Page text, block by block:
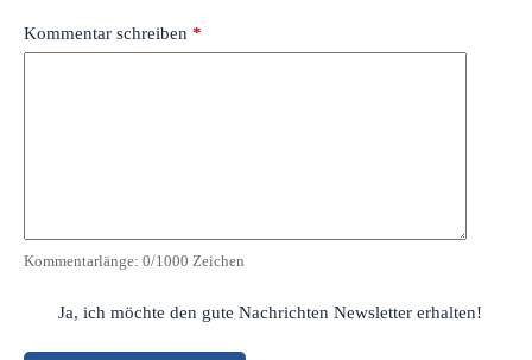
Kommentar schreiben *
Kommentarlänge: 0/1000 Zeichen
Ja, ich möchte den gute Nachrichten Newsletter erhalten!